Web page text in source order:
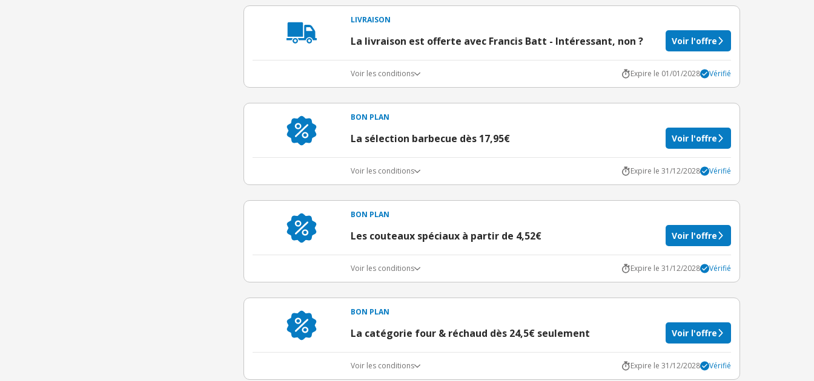
LIVRAISON
La livraison est offerte avec Francis Batt - Intéressant, non ? Voir l'offre
Voir les conditions Expire le 01/01/2028 Vérifié
BON PLAN
La sélection barbecue dès 17,95€ Voir l'offre
Voir les conditions Expire le 31/12/2028 Vérifié
BON PLAN
Les couteaux spéciaux à partir de 4,52€ Voir l'offre
Voir les conditions Expire le 31/12/2028 Vérifié
BON PLAN
La catégorie four & réchaud dès 24,5€ seulement Voir l'offre
Voir les conditions Expire le 31/12/2028 Vérifié